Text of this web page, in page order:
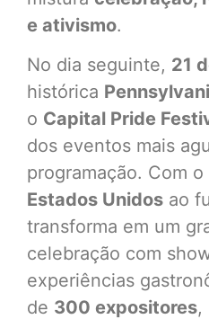
e ativismo.
No dia seguinte, 21
histórica
o Capital Pride
dos eventos mais
programação. Com o
Estados Unidos ao
transforma em um
celebração com
experiências
de 300 expositores,